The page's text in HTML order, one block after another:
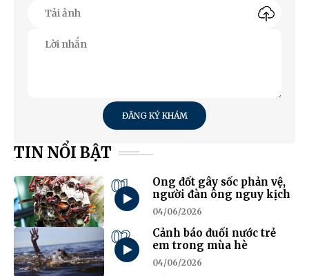
ĐĂNG KÝ KHÁM
TIN NỔI BẬT
01
Ong đốt gây sốc phản vệ,
người đàn ông nguy kịch
04/06/2026
02
Cảnh báo đuối nước trẻ
em trong mùa hè
04/06/2026